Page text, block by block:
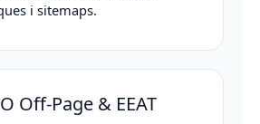
i sitemaps.
Off-Page & EEAT